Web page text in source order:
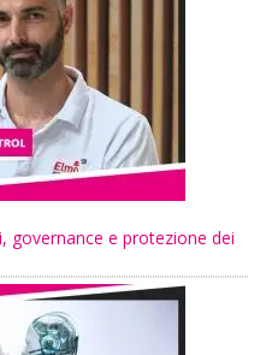
governance e protezione dei